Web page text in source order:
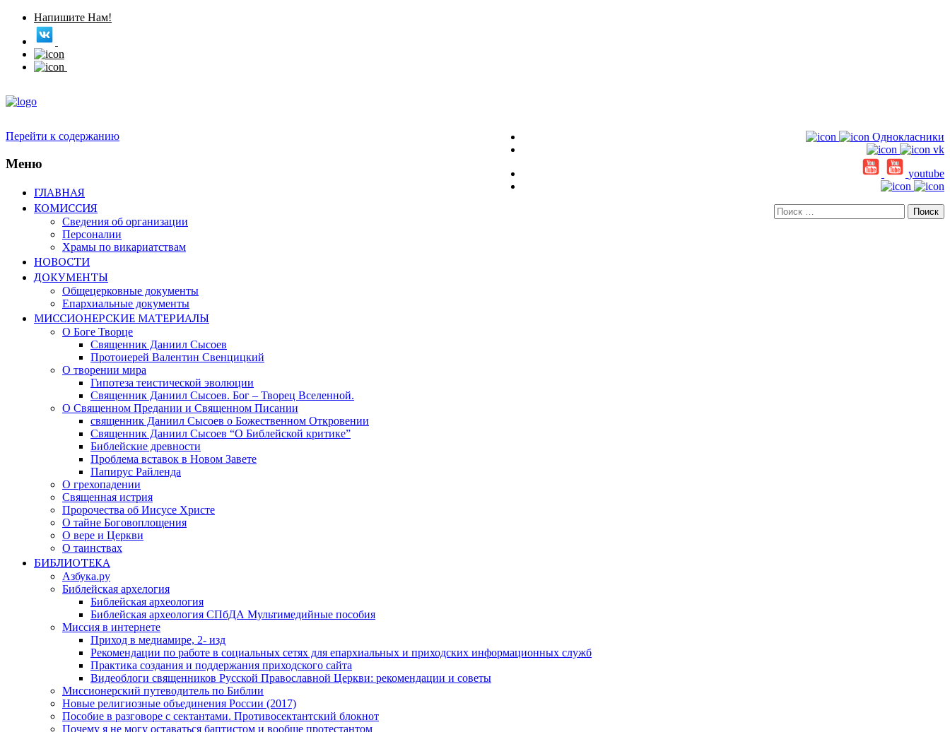
Напишите Нам!
Однокласники
vk
youtube
Искать:
Перейти к содержанию
Меню
ГЛАВНАЯ
КОМИССИЯ
Сведения об организации
Персоналии
Храмы по викариатствам
НОВОСТИ
ДОКУМЕНТЫ
Общецерковные документы
Епархиальные документы
МИССИОНЕРСКИЕ МАТЕРИАЛЫ
О Боге Творце
Священник Даниил Сысоев
Протоиерей Валентин Свенцицкий
О творении мира
Гипотеза теистической эволюции
Священник Даниил Сысоев. Бог – Творец Вселенной.
О Священном Предании и Священном Писании
священник Даниил Сысоев о Божественном Откровении
Священник Даниил Сысоев “О Библейской критике”
Библейские древности
Проблема вставок в Новом Завете
Папирус Райленда
О грехопадении
Священная истрия
Пророчества об Иисусе Христе
О тайне Боговоплощения
О вере и Церкви
О таинствах
БИБЛИОТЕКА
Азбука.ру
Библейская архелогия
Библейская археология
Библейская археология СПбДА Мультимедийные пособия
Миссия в интернете
Приход в медиамире, 2- изд
Рекомендации по работе в социальных сетях для епархиальных и приходских информационных служб
Практика создания и поддержания приходского сайта
Видеоблоги священников Русской Православной Церкви: рекомендации и советы
Миссионерский путеводитель по Библии
Новые религиозные объединения России (2017)
Пособие в разговоре с сектантами. Противосектантский блокнот
Почему я не могу оставаться баптистом и вообще протестантом